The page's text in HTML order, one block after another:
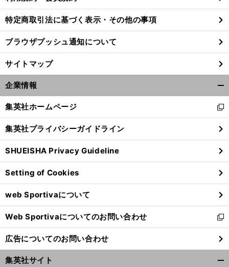
特定商取引法に基づく表示・その他の事項
ブラウザプッシュ通知について
サイトマップ
企業情報
閉
る
集英社ホームページ
新
し
い
ウ
ィ
ン
ド
ウ
で
開
く
集英社プライバシーガイドライン
SHUEISHA Privacy Guideline
Setting of Cookies
web Sportivaについて
Web Sportivaについてのお問い合わせ
新
し
い
ウ
ィ
広告についてのお問い合わせ
集英社サイト